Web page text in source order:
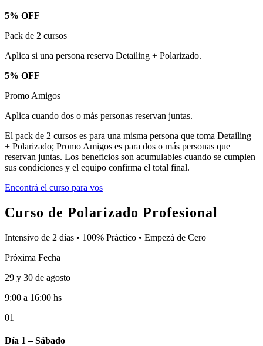
5% OFF
Pack de 2 cursos
Aplica si una persona reserva Detailing + Polarizado.
5% OFF
Promo Amigos
Aplica cuando dos o más personas reservan juntas.
El pack de 2 cursos es para una misma persona que toma Detailing
+ Polarizado; Promo Amigos es para dos o más personas que
reservan juntas. Los beneficios son acumulables cuando se cumplen
sus condiciones y el equipo confirma el total final.
Encontrá el curso para vos
Curso de Polarizado Profesional
Intensivo de 2 días • 100% Práctico • Empezá de Cero
Próxima Fecha
29 y 30 de agosto
9:00 a 16:00 hs
01
Día 1 – Sábado